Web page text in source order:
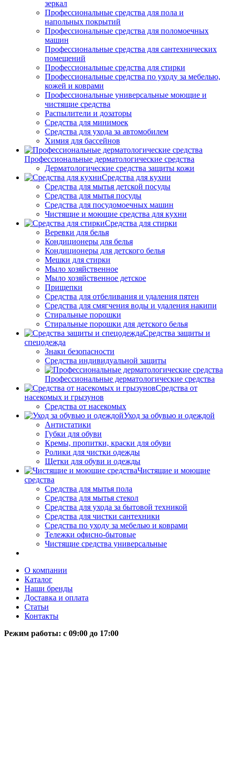
зеркал
Профессиональные средства для пола и
напольных покрытий
Профессиональные средства для поломоечных
машин
Профессиональные средства для сантехнических
помещений
Профессиональные средства для стирки
Профессиональные средства по уходу за мебелью,
кожей и коврами
Профессиональные универсальные моющие и
чистящие средства
Распылители и дозаторы
Средства для минимоек
Средства для ухода за автомобилем
Химия для бассейнов
Профессиональные дерматологические средства
Дерматологические средства защиты кожи
Средства для кухни
Средства для мытья детской посуды
Средства для мытья посуды
Средства для посудомоечных машин
Чистящие и моющие средства для кухни
Средства для стирки
Веревки для белья
Кондиционеры для белья
Кондиционеры для детского белья
Мешки для стирки
Мыло хозяйственное
Мыло хозяйственное детское
Прищепки
Средства для отбеливания и удаления пятен
Средства для смягчения воды и удаления накипи
Стиральные порошки
Стиральные порошки для детского белья
Средства защиты и
спецодежда
Знаки безопасности
Средства индивидуальной защиты
Профессиональные дерматологические средства
Средства от
насекомых и грызунов
Средства от насекомых
Уход за обувью и одеждой
Антистатики
Губки для обуви
Кремы, пропитки, краски для обуви
Ролики для чистки одежды
Щетки для обуви и одежды
Чистящие и моющие
средства
Средства для мытья пола
Средства для мытья стекол
Средства для ухода за бытовой техникой
Средства для чистки сантехники
Средства по уходу за мебелью и коврами
Тележки офисно-бытовые
Чистящие средства универсальные
О компании
Каталог
Наши бренды
Доставка и оплата
Статьи
Контакты
Режим работы: c 09:00 до 17:00